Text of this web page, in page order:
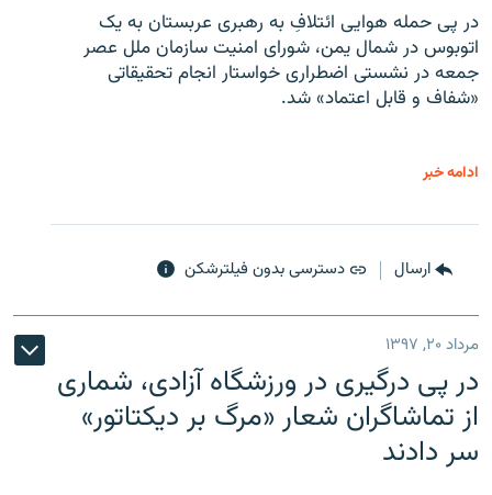
در پی حمله هوایی ائتلافِ به رهبری عربستان به یک
اتوبوس در شمال یمن، شورای امنیت سازمان ملل عصر
جمعه در نشستی اضطراری خواستار انجام تحقیقاتی
«شفاف و قابل اعتماد» شد.
ادامه خبر
ارسال دسترسی بدون فیلترشکن
مرداد ۲۰, ۱۳۹۷
در پی درگیری در ورزشگاه آزادی، شماری
از تماشاگران شعار «مرگ بر دیکتاتور»
سر دادند